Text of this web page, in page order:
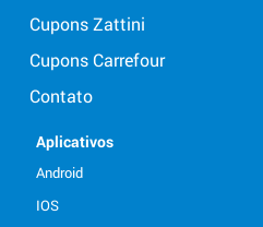
Cupons Zattini
Cupons Carrefour
Contato
Aplicativos
Android
IOS